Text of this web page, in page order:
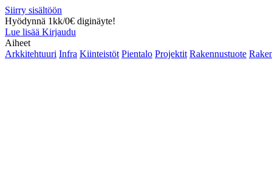
Siirry sisältöön
Hyödynnä 1kk/0€ diginäyte!
Lue lisää Kirjaudu
Aiheet
Arkkitehtuuri Infra Kiinteistöt Pientalo Projektit Rakennustuote